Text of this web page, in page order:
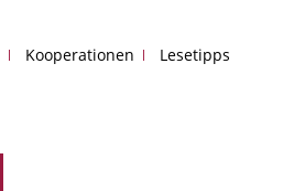
Kooperationen Lesetipps